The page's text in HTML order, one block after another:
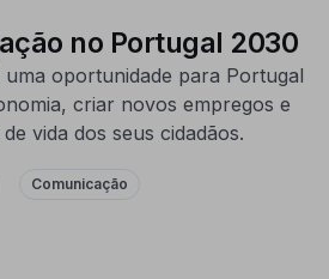
no Portugal 2030
oportunidade para Portugal
criar novos empregos e
vida dos seus cidadãos.
Comunicação